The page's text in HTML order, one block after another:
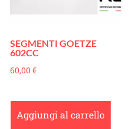
SEGMENTI GOETZE
602CC
60,00 €
Aggiungi al carrello